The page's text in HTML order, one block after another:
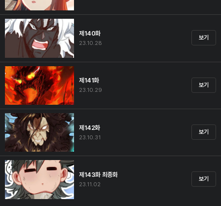
제140화
23.10.28
보기
제141화
23.10.29
보기
제142화
23.10.31
보기
제143화 최종화
23.11.02
보기